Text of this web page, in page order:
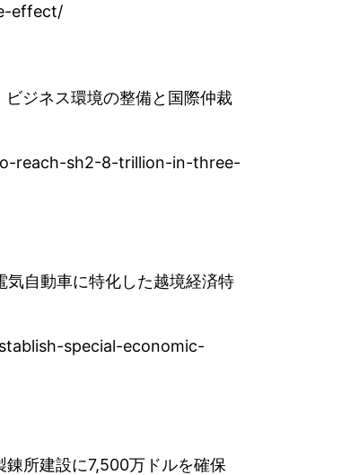
effect/
ジネス環境の整備と国際仲裁
reach-sh2-8-trillion-in-three-
自動車に特化した越境経済特
special-economic-
所建設に7,500万ドルを確保